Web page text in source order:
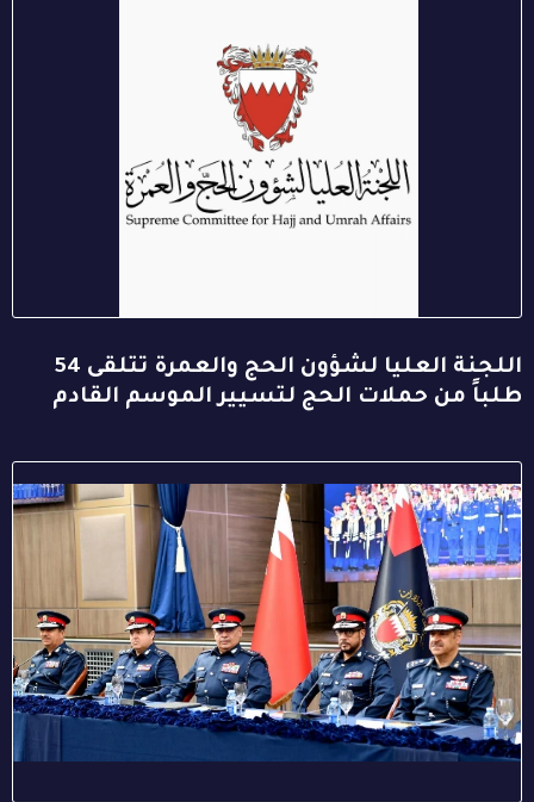
اللجنة العليا لشؤون الحج والعمرة تتلقى 54
طلباً من حملات الحج لتسيير الموسم القادم